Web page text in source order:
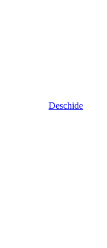
Deschide